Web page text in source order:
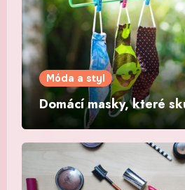
Móda a styl
Domácí masky, které